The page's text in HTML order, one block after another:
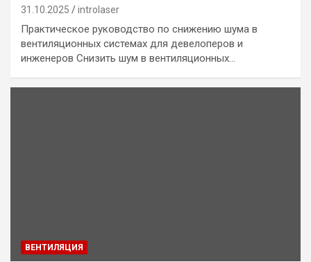
31.10.2025 introlaser
Практическое руководство по снижению шума в
вентиляционных системах для девелоперов и
инженеров Снизить шум в вентиляционных…
ВЕНТИЛЯЦИЯ